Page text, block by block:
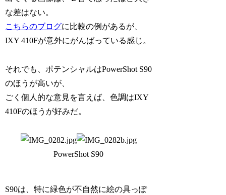
な差はない。
こちらのブログに比較の例があるが、
IXY 410Fが意外にがんばっている感じ。
それでも、ポテンシャルはPowerShot S90
のほうが高いが、
ごく個人的な意見を言えば、色調はIXY
410Fのほうが好みだ。
PowerShot S90
S90は、特に緑色が不自然に絵の具っぽ